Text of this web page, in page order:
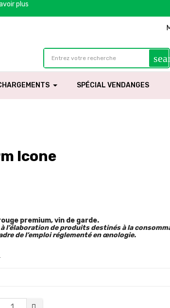
plus
SPÉCIAL VENDANGES
Icone
premium, vin de garde.
l’élaboration de produits destinés à la
de l’emploi réglementé en œnologie.